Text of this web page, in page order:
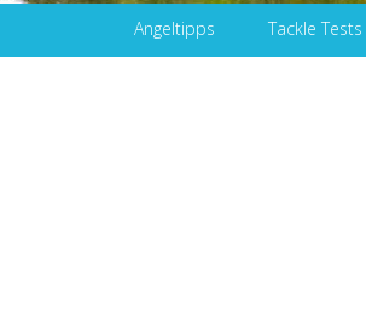
Angeltipps Tackle Tests